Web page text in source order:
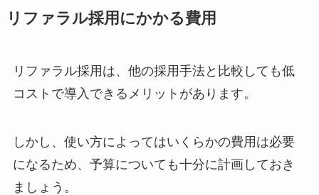
リファラル採用にかかる費用
リファラル採用は、他の採用手法と比較しても低
コストで導入できるメリットがあります。
しかし、使い方によってはいくらかの費用は必要
になるため、予算についても十分に計画しておき
ましょう。